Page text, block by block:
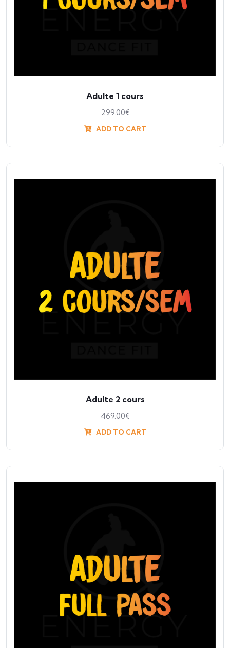
Adulte 1 cours
299.00€
ADD TO CART
Adulte 2 cours
469.00€
ADD TO CART